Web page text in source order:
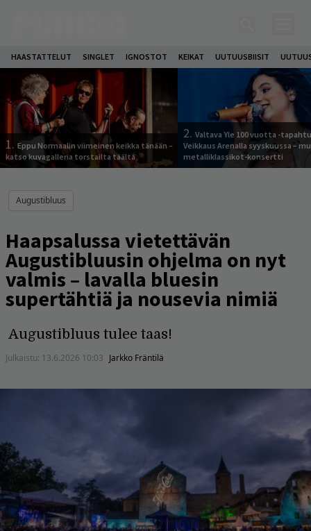
HAASTATTELUT SINGLET IGNOSTOT KEIKAT UUTUUSBIISIT
1. Eppu Normaalin viimeinen keikka tänään –
katso kuvagalleria torstailta täältä
2. Valtava Yle 100 vuotta -
Veikkaus Arenalla syyskuussa –
metalliklassikot-konsertti
Augustibluus
Haapsalussa vietettävän
Augustibluusin ohjelma on nyt
valmis – lavalla bluesin
supertähtiä ja nousevia nimiä
Augustibluus tulee taas!
Julkaistu: 13.6.2026 10:03 Jarkko Fräntilä